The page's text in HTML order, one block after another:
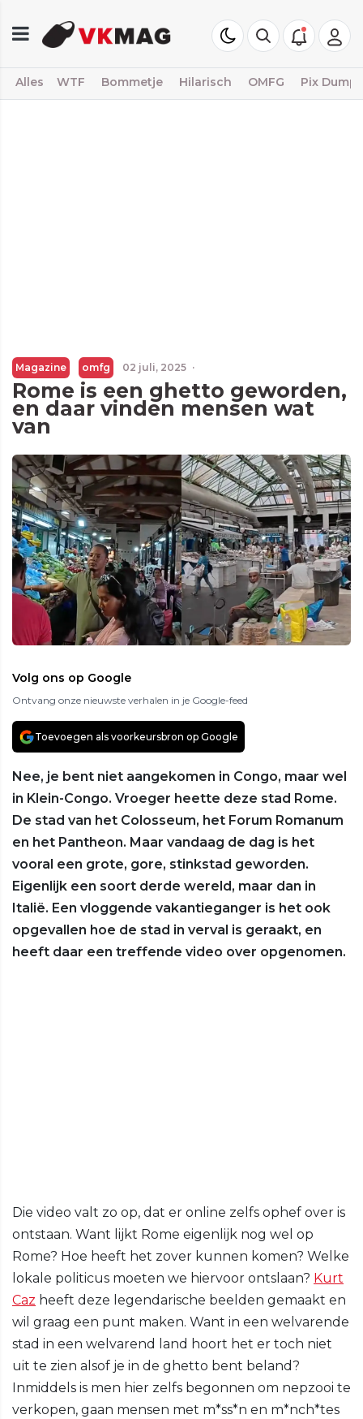
Alles WTF Bommetje Hilarisch OMFG Pix Dump
Magazine omfg 02 juli, 2025 ·
Rome is een ghetto geworden,
en daar vinden mensen wat
van
Volg ons op Google
Ontvang onze nieuwste verhalen in je Google-feed
Toevoegen als voorkeursbron op Google
Nee, je bent niet aangekomen in Congo, maar wel
in Klein-Congo. Vroeger heette deze stad Rome.
De stad van het Colosseum, het Forum Romanum
en het Pantheon. Maar vandaag de dag is het
vooral een grote, gore, stinkstad geworden.
Eigenlijk een soort derde wereld, maar dan in
Italië. Een vloggende vakantieganger is het ook
opgevallen hoe de stad in verval is geraakt, en
heeft daar een treffende video over opgenomen.
Die video valt zo op, dat er online zelfs ophef over is
ontstaan. Want lijkt Rome eigenlijk nog wel op
Rome? Hoe heeft het zover kunnen komen? Welke
lokale politicus moeten we hiervoor ontslaan? Kurt
Caz heeft deze legendarische beelden gemaakt en
wil graag een punt maken. Want in een welvarende
stad in een welvarend land hoort het er toch niet
uit te zien alsof je in de ghetto bent beland?
Inmiddels is men hier zelfs begonnen om nepzooi te
verkopen, gaan mensen met m*ss*n en m*nch*tes